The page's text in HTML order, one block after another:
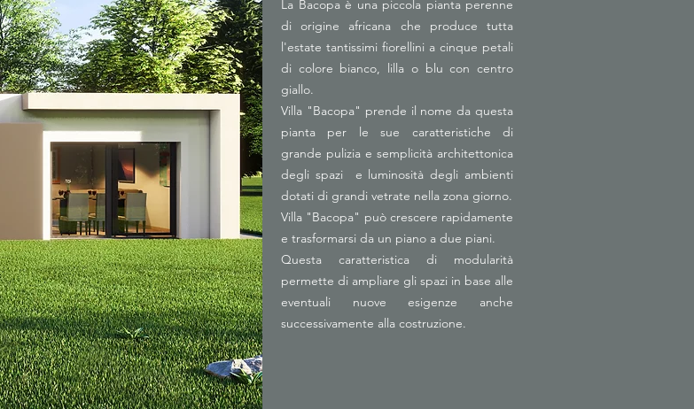
La Bacopa è una piccola pianta perenne
di origine africana che produce tutta
l'estate tantissimi fiorellini a cinque petali
di colore bianco, lilla o blu con centro
giallo.
Villa "Bacopa" prende il nome da questa
pianta per le sue caratteristiche di
grande pulizia e semplicità architettonica
degli spazi e luminosità degli ambienti
dotati di grandi vetrate nella zona giorno.
Villa "Bacopa" può crescere rapidamente
e trasformarsi da un piano a due piani.
Questa caratteristica di modularità
permette di ampliare gli spazi in base alle
eventuali nuove esigenze anche
successivamente alla costruzione.